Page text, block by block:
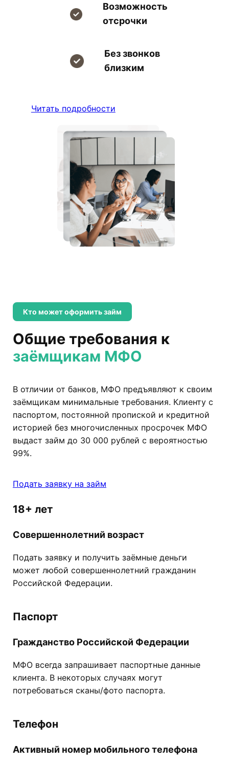
Возможность
отсрочки
Без звонков
близким
Читать подробности
Кто может оформить займ
Общие требования к
заёмщикам МФО
В отличии от банков, МФО предъявляют к своим
заёмщикам минимальные требования. Клиенту с
паспортом, постоянной пропиской и кредитной
историей без многочисленных просрочек МФО
выдаст займ до 30 000 рублей с вероятностью
99%.
Подать заявку на займ
18+ лет
Совершеннолетний возраст
Подать заявку и получить заёмные деньги
может любой совершеннолетний гражданин
Российской Федерации.
Паспорт
Гражданство Российской Федерации
МФО всегда запрашивает паспортные данные
клиента. В некоторых случаях могут
потребоваться сканы/фото паспорта.
Телефон
Активный номер мобильного телефона